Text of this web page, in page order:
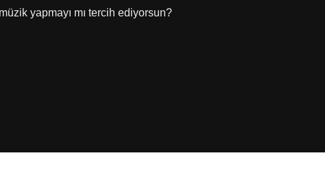
yapmayı mı tercih ediyorsun?